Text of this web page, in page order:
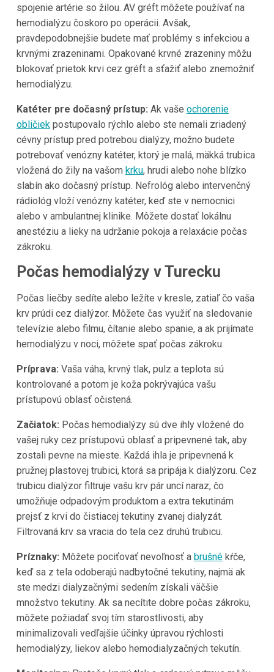
spojenie artérie so žilou. AV gréft môžete používať na
hemodialýzu čoskoro po operácii. Avšak,
pravdepodobnejšie budete mať problémy s infekciou a
krvnými zrazeninami. Opakované krvné zrazeniny môžu
blokovať prietok krvi cez gréft a sťažiť alebo znemožniť
hemodialýzu.
Katéter pre dočasný prístup: Ak vaše ochorenie
obličiekpostupovalo rýchlo alebo ste nemali zriadený
cévny prístup pred potrebou dialýzy, možno budete
potrebovať venózny katéter, ktorý je malá, mäkká trubica
vložená do žily na vašom krku, hrudi alebo nohe blízko
slabín ako dočasný prístup. Nefrológ alebo intervenčný
rádiológ vloží venózny katéter, keď ste v nemocnici
alebo v ambulantnej klinike. Môžete dostať lokálnu
anestéziu a lieky na udržanie pokoja a relaxácie počas
zákroku.
Počas hemodialýzy v Turecku
Počas liečby sedíte alebo ležíte v kresle, zatiaľ čo vaša
krv prúdi cez dialýzor. Môžete čas využiť na sledovanie
televízie alebo filmu, čítanie alebo spanie, a ak prijímate
hemodialýzu v noci, môžete spať počas zákroku.
Príprava: Vaša váha, krvný tlak, pulz a teplota sú
kontrolované a potom je koža pokrývajúca vašu
prístupovú oblasť očistená.
Začiatok: Počas hemodialýzy sú dve ihly vložené do
vašej ruky cez prístupovú oblasť a pripevnené tak, aby
zostali pevne na mieste. Každá ihla je pripevnená k
pružnej plastovej trubici, ktorá sa pripája k dialýzoru. Cez
trubicu dialýzor filtruje vašu krv pár uncí naraz, čo
umožňuje odpadovým produktom a extra tekutinám
prejsť z krvi do čistiacej tekutiny zvanej dialyzát.
Filtrovaná krv sa vracia do tela cez druhú trubicu.
Príznaky: Môžete pociťovať nevoľnosť a brušnékŕče,
keď sa z tela odoberajú nadbytočné tekutiny, najmä ak
ste medzi dialyzačnými sedením získali väčšie
množstvo tekutiny. Ak sa necítite dobre počas zákroku,
môžete požiadať svoj tím starostlivosti, aby
minimalizovali vedľajšie účinky úpravou rýchlosti
hemodialýzy, liekov alebo hemodialyzačných tekutín.